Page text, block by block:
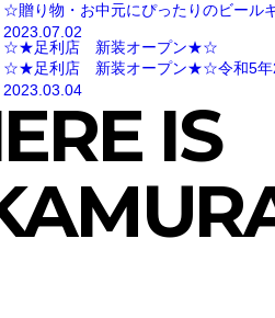
☆贈り物・お中元にぴったりのビー
2023.07.02
☆★足利店 新装オープン★☆
☆★足利店 新装オープン★☆令和5年2
2023.03.04
IS